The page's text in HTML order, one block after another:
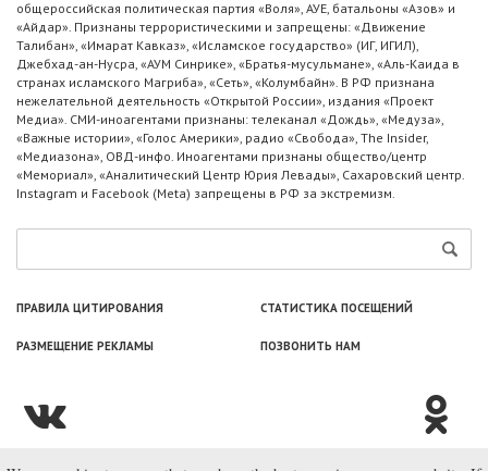
общероссийская политическая партия «Воля», АУЕ, батальоны «Азов» и
«Айдар». Признаны террористическими и запрещены: «Движение
Талибан», «Имарат Кавказ», «Исламское государство» (ИГ, ИГИЛ),
Джебхад-ан-Нусра, «АУМ Синрике», «Братья-мусульмане», «Аль-Каида в
странах исламского Магриба», «Сеть», «Колумбайн». В РФ признана
нежелательной деятельность «Открытой России», издания «Проект
Медиа». СМИ-иноагентами признаны: телеканал «Дождь», «Медуза»,
«Важные истории», «Голос Америки», радио «Свобода», The Insider,
«Медиазона», ОВД-инфо. Иноагентами признаны общество/центр
«Мемориал», «Аналитический Центр Юрия Левады», Сахаровский центр.
Instagram и Facebook (Metа) запрещены в РФ за экстремизм.
ПРАВИЛА ЦИТИРОВАНИЯ СТАТИСТИКА ПОСЕЩЕНИЙ
РАЗМЕЩЕНИЕ РЕКЛАМЫ ПОЗВОНИТЬ НАМ